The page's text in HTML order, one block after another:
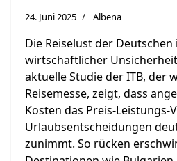
24. Juni 2025 Albena
Die Reiselust der
wirtschaftlicher
aktuelle Studie der ITB, der
Reisemesse, zeigt, dass
Kosten das Preis-Leistungs-
Urlaubsentscheidungen
zunimmt. So rücken